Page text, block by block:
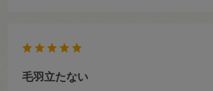
毛羽立たない